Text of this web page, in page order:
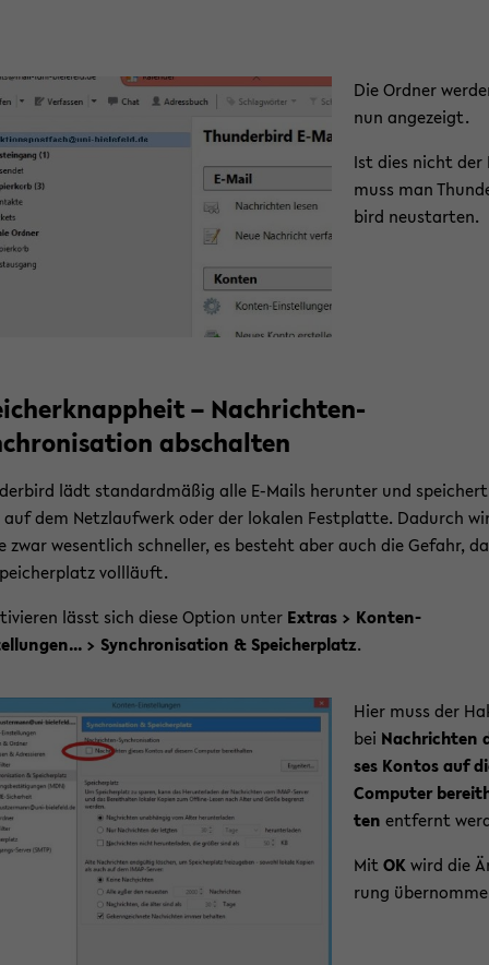
Die Ord­ner
nun an­ge­zeigt.
Ist dies nicht der
muss man
bird neu­star­ten.
– Nachrichten-​
ab­schal­ten
lädt stan­dard­mä­ßig alle E-​Mails her­un­ter und spei­chert
auf dem Netz­lauf­werk oder der lo­ka­len Fest­plat­te. Da­durch
zwar we­sent­lich schnel­ler, es be­steht aber auch die Ge­fahr,
voll­läuft.
lässt sich diese Op­ti­on unter Ex­tras > Konten-​
> Syn­chro­ni­sa­ti­on & Spei­cher­platz.
Hier muss der
bei Nach­rich­ten
ses Kon­tos auf
Com­pu­ter
ten ent­fernt
MitOKwird die
rung